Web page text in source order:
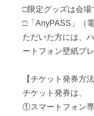
□限定グッズは会場
□「AnyPASS」（
ただいた方には、
ートフォン壁紙プ
【チケット発券方
チケット発券は、
①スマートフォン